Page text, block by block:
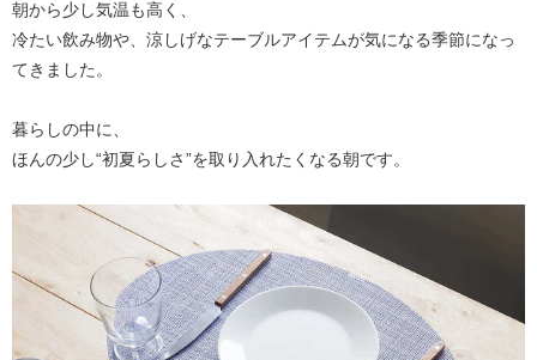
朝から少し気温も高く、
冷たい飲み物や、涼しげなテーブルアイテムが気になる季節になっ
てきました。
暮らしの中に、
ほんの少し“初夏らしさ”を取り入れたくなる朝です。